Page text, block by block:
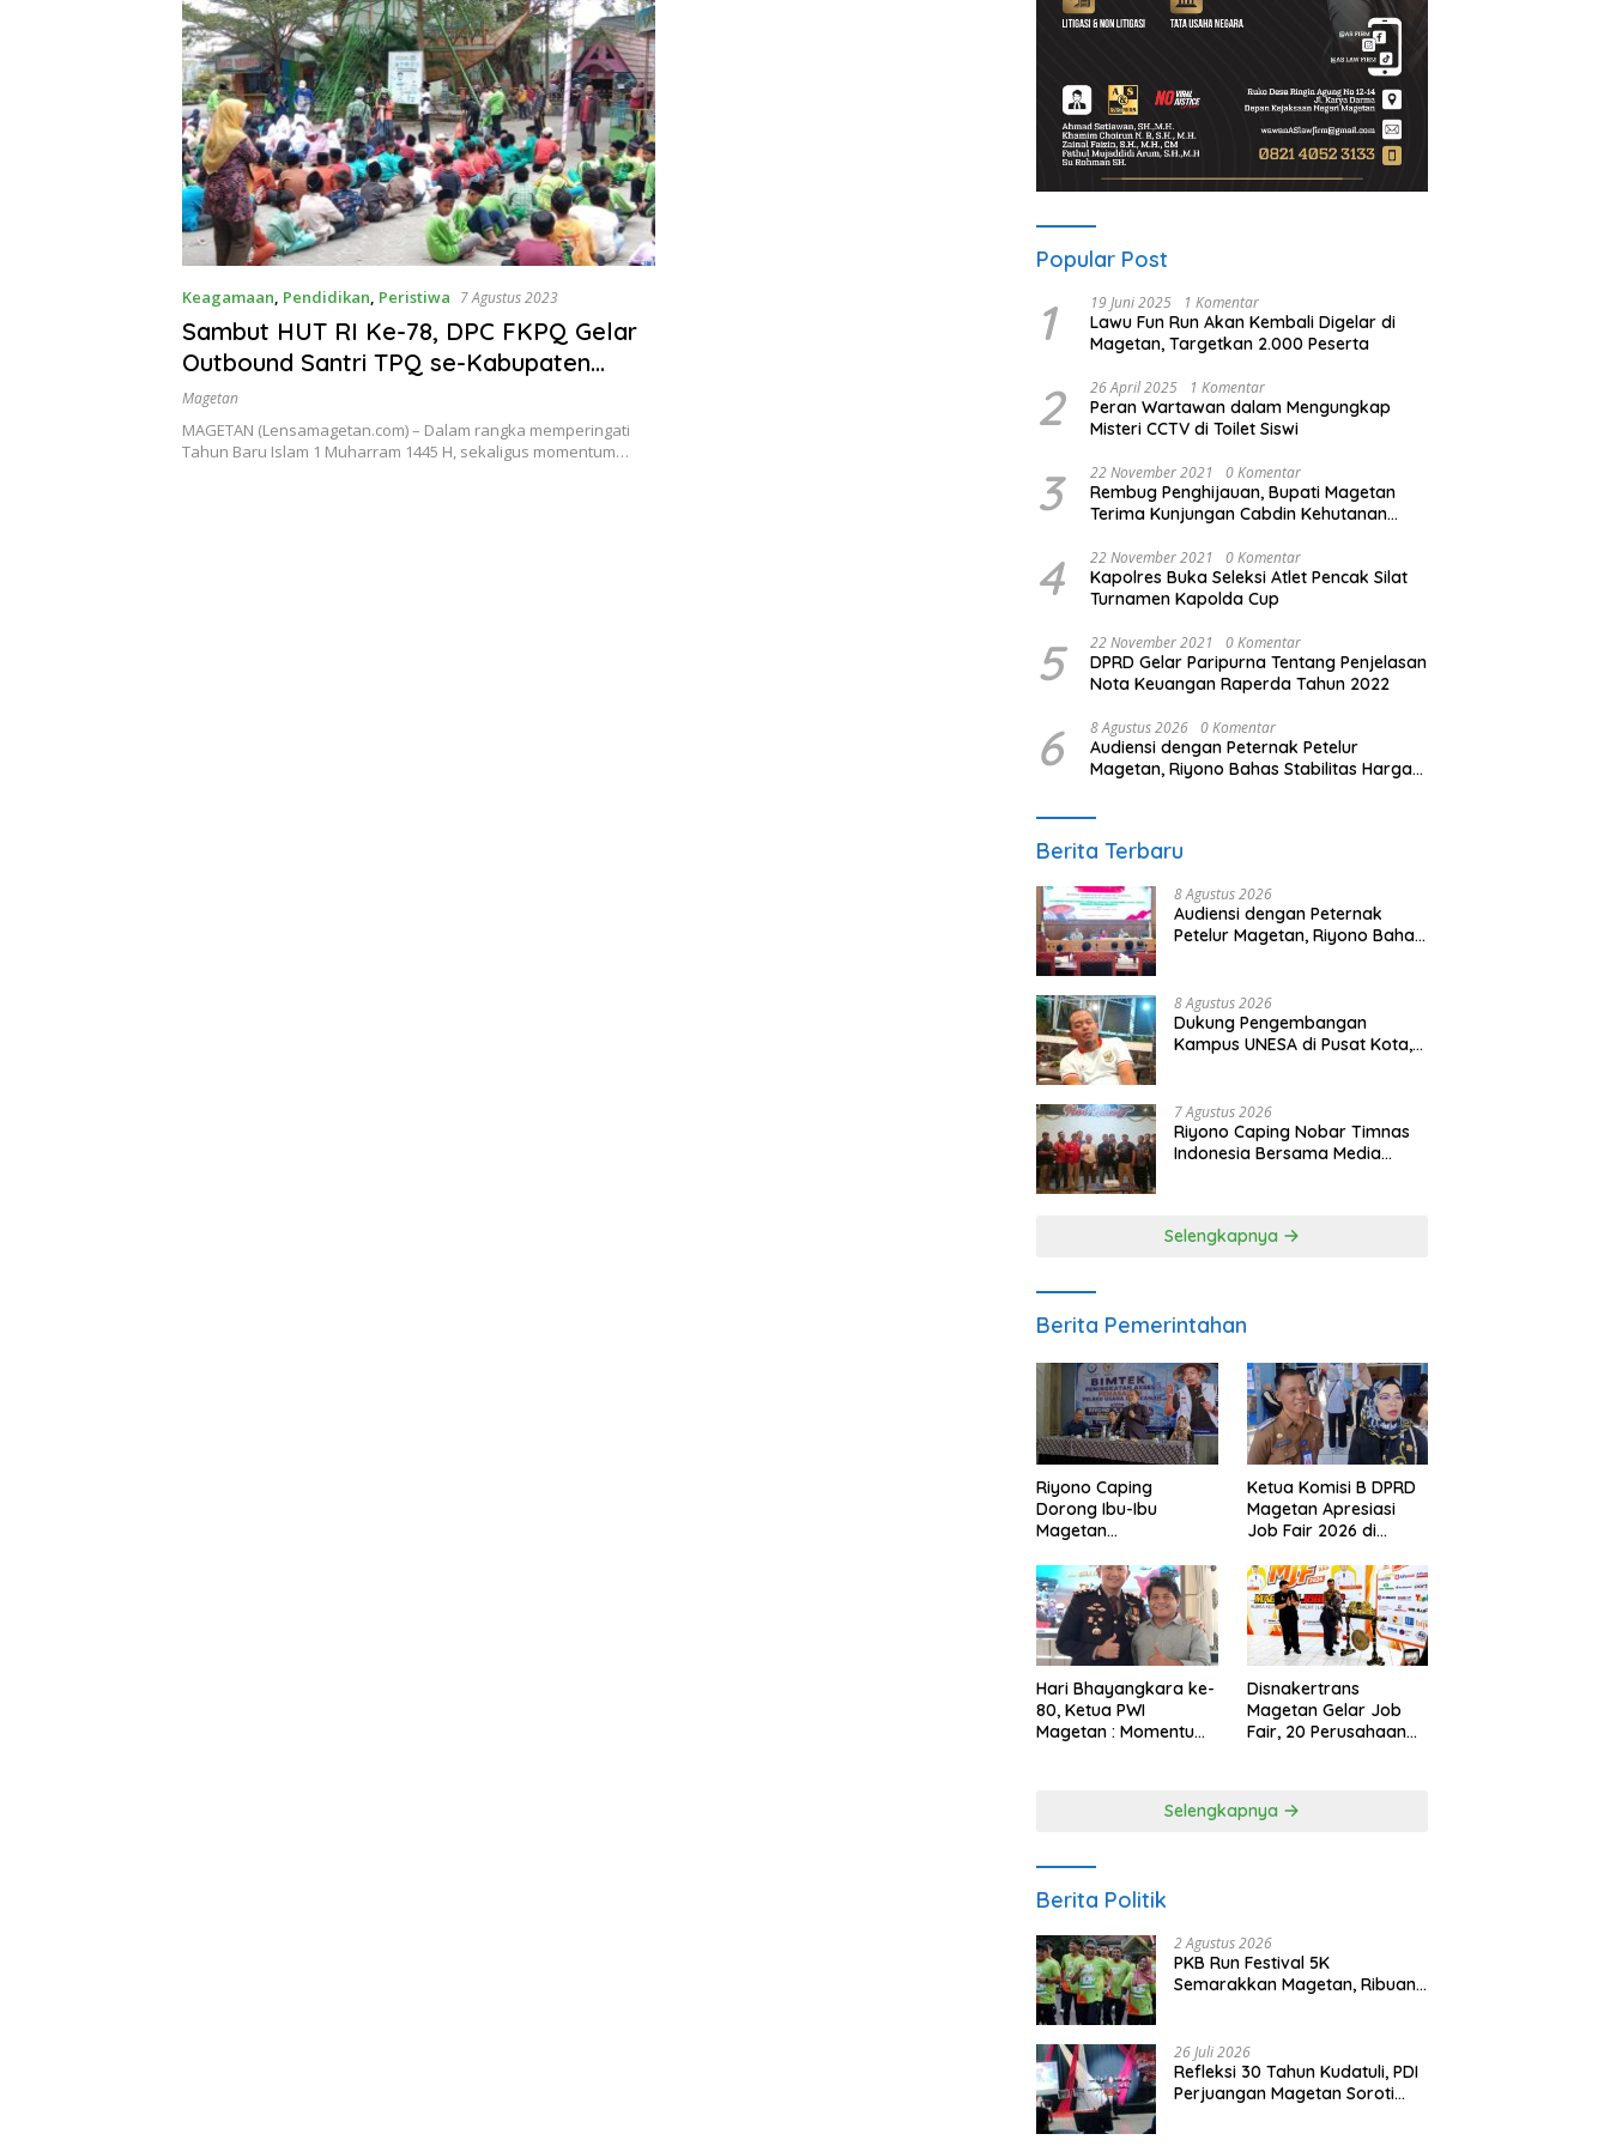
Keagamaan, Pendidikan, Peristiwa 7 Agustus 2023
Sambut HUT RI Ke-78, DPC FKPQ Gelar
Outbound Santri TPQ se-Kabupaten
Magetan
Magetan
MAGETAN (Lensamagetan.com) – Dalam rangka memperingati
Tahun Baru Islam 1 Muharram 1445 H, sekaligus momentum…
Popular Post
1 19 Juni 2025 1 Komentar
Lawu Fun Run Akan Kembali Digelar di
Magetan, Targetkan 2.000 Peserta
2 26 April 2025 1 Komentar
Peran Wartawan dalam Mengungkap
Misteri CCTV di Toilet Siswi
3 22 November 2021 0 Komentar
Rembug Penghijauan, Bupati Magetan
Terima Kunjungan Cabdin Kehutanan
4 22 November 2021 0 Komentar
Kapolres Buka Seleksi Atlet Pencak Silat
Turnamen Kapolda Cup
5 22 November 2021 0 Komentar
DPRD Gelar Paripurna Tentang Penjelasan
Nota Keuangan Raperda Tahun 2022
6 8 Agustus 2026 0 Komentar
Audiensi dengan Peternak Petelur
Magetan, Riyono Bahas Stabilitas Harga
Berita Terbaru
8 Agustus 2026
Audiensi dengan Peternak
Petelur Magetan, Riyono Bahas
8 Agustus 2026
Dukung Pengembangan
Kampus UNESA di Pusat Kota,
Magetan
7 Agustus 2026
Riyono Caping Nobar Timnas
Indonesia Bersama Media
Selengkapnya
Berita Pemerintahan
Riyono Caping
Dorong Ibu-Ibu
Magetan
Ikan, Perkuat Budaya
Gemar Makan Ikan
Ketua Komisi B DPRD
Magetan Apresiasi
Job Fair 2026 di
Anggaran
Hari Bhayangkara ke-
80, Ketua PWI
Magetan : Momentum
Disnakertrans
Magetan Gelar Job
Fair, 20 Perusahaan
Selengkapnya
Berita Politik
2 Agustus 2026
PKB Run Festival 5K
Semarakkan Magetan, Ribuan
26 Juli 2026
Refleksi 30 Tahun Kudatuli, PDI
Perjuangan Magetan Soroti